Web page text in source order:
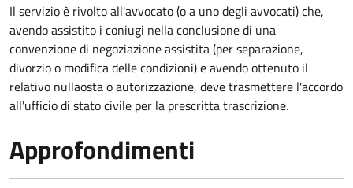
Il servizio è rivolto all'avvocato (o a uno degli avvocati) che,
avendo assistito i coniugi nella conclusione di una
convenzione di negoziazione assistita (per separazione,
divorzio o modifica delle condizioni) e avendo ottenuto il
relativo nullaosta o autorizzazione, deve trasmettere l'accordo
all'ufficio di stato civile per la prescritta trascrizione.
Approfondimenti